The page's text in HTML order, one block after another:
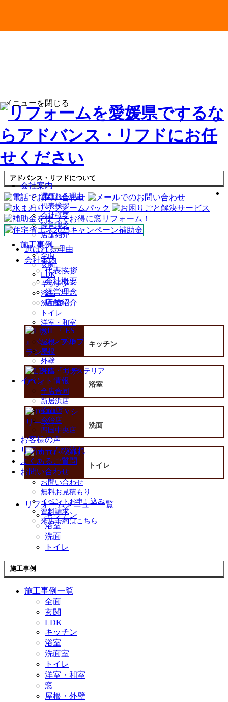
会社案内
選ばれる理由
代表挨拶
会社概要
経営理念
店舗紹介
施工事例
サ
メ
ニ
ュ
ー
を
展
開
全面
玄関
LDK
キッチン
浴室
洗面室
トイレ
洋室・和室
窓
屋根・外壁
屋根
外壁
外構・エクステリア
イベント情報
全店合同
新居浜店
松山店
今治店
四国中央店
お客様の声
リフォームの流れ
よくあるご質問
お問い合わせ
お問い合わせ
無料お見積もり
イベントお申し込み
資料請求
来店予約はこちら
メニューを閉じる
アドバンス・リフドについて
選ばれる理由
会社案内
代表挨拶
会社概要
経営理念
店舗紹介
キッチン
浴室
洗面
トイレ
リフォームメニュー一覧
キッチン
浴室
洗面
トイレ
施工事例
施工事例一覧
全面
玄関
LDK
キッチン
浴室
洗面室
トイレ
洋室・和室
窓
屋根・外壁